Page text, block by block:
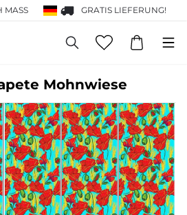
MASS GRATIS LIEFERUNG!
Mohnwiese